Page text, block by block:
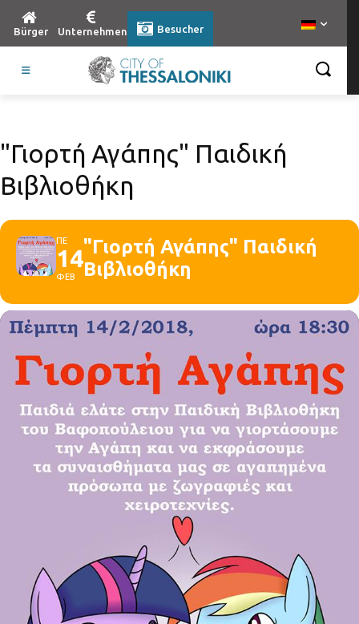
Bürger Unternehmen Besucher
"Γιορτή Αγάπης" Παιδική
Βιβλιοθήκη
ΠΕ
14
ΦΕΒ
"Γιορτή Αγάπης" Παιδική
Βιβλιοθήκη